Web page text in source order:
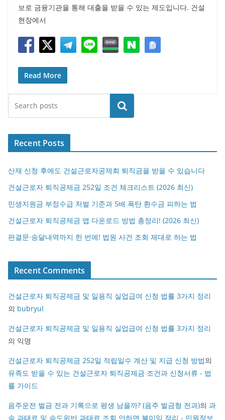
보로 금융기관을 통해 대출을 받을 수 있는 제도입니다. 건설
현장에서
Read More
검색
Recent Posts
산재 신청 후에도 건설근로자공제회 퇴직금을 받을 수 있습니다
건설근로자 퇴직공제금 252일 조건 체크리스트 (2026 최신)
민생지원금 부정수급 처벌 기준과 5배 폭탄 환수금 피하는 법
건설근로자 퇴직공제금 앱 다운로드 방법 총정리! (2026 최신)
판결문·송달내역까지 한 번에! 법원 사건 조회 제대로 하는 법
Recent Comments
건설근로자 퇴직공제금 및 일용직 실업급여 신청 법률 3가지 정리
의 bubryul
건설근로자 퇴직공제금 및 일용직 실업급여 신청 법률 3가지 정리
의 익명
건설근로자 퇴직공제금 252일 적립일수 계산 및 지급 신청 방법의
유족도 받을 수 있는 건설근로자 퇴직공제금 조건과 신청서류 - 법
률 가이드
음주운전 벌금 전과 기록으로 평생 남을까? (음주 벌금형 전과)의 과
속 과태료 및 속도위반 과태료 조회 안하면 불이익 정리 - 민원정보